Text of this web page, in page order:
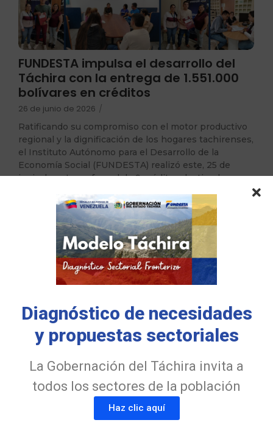
FUNDESTA impulsa el desarrollo del
Táchira con la entrega de 1.551.000
bolívares en créditos
26 de junio de 2026 /
Ratificando su compromiso con el motor productivo
regional y la dignificación de los hogares tachirenses,
el Instituto Autónomo para el Desarrollo de la
Economía Social (FUNDESTA) realizó este, 25 de
junio, la entrega formal de 9 créditos destinados a
Read More
FUNDESTA y la ULA consolidan alianza
para impulsar el emprendimiento
juvenil en el Táchira
Diagnóstico de necesidades
y propuestas sectoriales
La Gobernación del Táchira invita a
todos los sectores de la población
Haz clic aquí